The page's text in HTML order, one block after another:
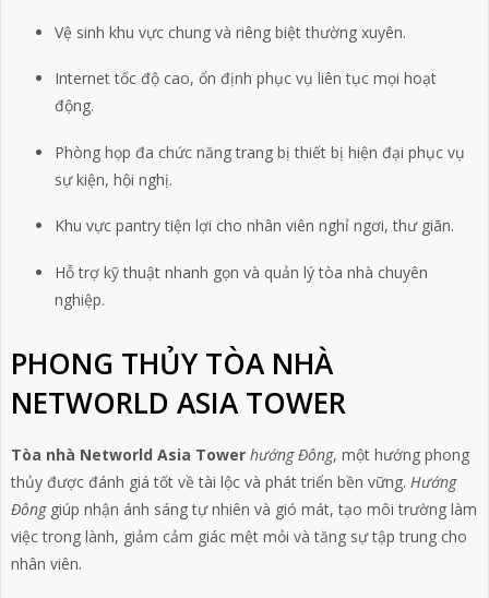
Vệ sinh khu vực chung và riêng biệt thường xuyên.
Internet tốc độ cao, ổn định phục vụ liên tục mọi hoạt
động.
Phòng họp đa chức năng trang bị thiết bị hiện đại phục vụ
sự kiện, hội nghị.
Khu vực pantry tiện lợi cho nhân viên nghỉ ngơi, thư giãn.
Hỗ trợ kỹ thuật nhanh gọn và quản lý tòa nhà chuyên
nghiệp.
PHONG THỦY TÒA NHÀ
NETWORLD ASIA TOWER
Tòa nhà Networld Asia Tower hướng Đông, một hướng phong
thủy được đánh giá tốt về tài lộc và phát triển bền vững. Hướng
Đônggiúp nhận ánh sáng tự nhiên và gió mát, tạo môi trường làm
việc trong lành, giảm cảm giác mệt mỏi và tăng sự tập trung cho
nhân viên.